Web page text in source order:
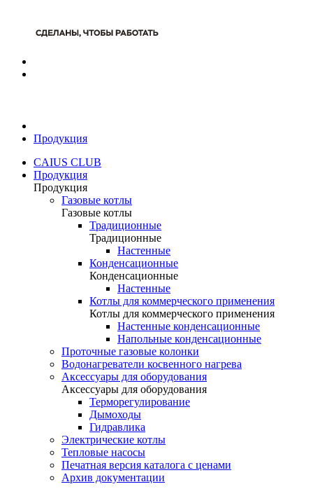
Продукция
CAIUS CLUB
Продукция
Продукция
Газовые котлы
Газовые котлы
Традиционные
Традиционные
Настенные
Конденсационные
Конденсационные
Настенные
Котлы для коммерческого применения
Котлы для коммерческого применения
Настенные конденсационные
Напольные конденсационные
Проточные газовые колонки
Водонагреватели косвенного нагрева
Аксессуары для оборудования
Аксессуары для оборудования
Терморегулирование
Дымоходы
Гидравлика
Электрические котлы
Тепловые насосы
Печатная версия каталога с ценами
Архив документации